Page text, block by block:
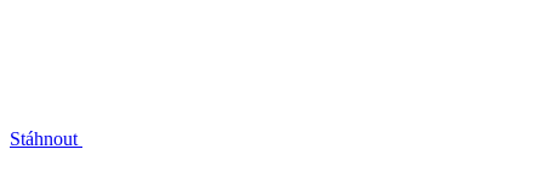
Stáhnout